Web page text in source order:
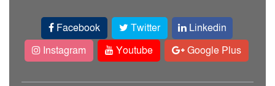
Facebook Twitter
Linkedin
Instagram
Youtube Google Plus